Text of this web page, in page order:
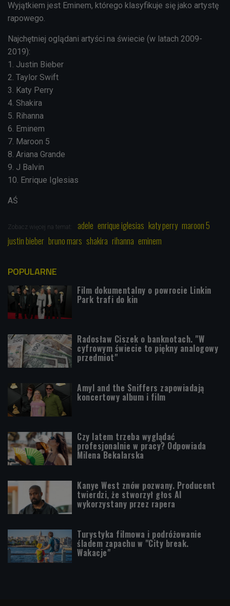
Wyjątkiem jest Eminem, którego klasyfikuje się jako artystę
rapowego.
Najchętniej oglądani artyści na świecie (w latach 2009-
2019):
1. Justin Bieber
2. Taylor Swift
3. Katy Perry
4. Shakira
5. Rihanna
6. Eminem
7. Maroon 5
8. Ariana Grande
9. J Balvin
10. Enrique Iglesias
AŚ
Zobacz więcej na temat: adele enrique iglesias katy perry maroon 5
justin bieber bruno mars shakira rihanna eminem
POPULARNE
Film dokumentalny o powrocie Linkin
Park trafi do kin
Radosław Ciszek o banknotach. "W
cyfrowym świecie to piękny analogowy
przedmiot"
Amyl and the Sniffers zapowiadają
koncertowy album i film
Czy latem trzeba wyglądać
profesjonalnie w pracy? Odpowiada
Milena Bekalarska
Kanye West znów pozwany. Producent
twierdzi, że stworzył głos AI
wykorzystany przez rapera
Turystyka filmowa i podróżowanie
śladem zapachu w "City break.
Wakacje"